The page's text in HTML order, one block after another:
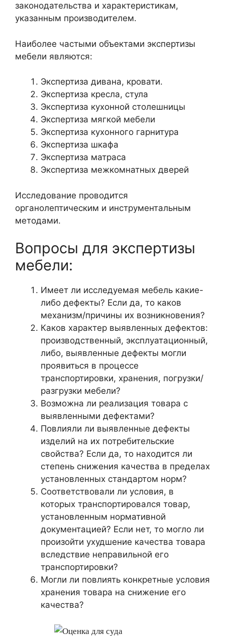
законодательства и характеристикам,
указанным производителем.
Наиболее частыми объектами экспертизы
мебели являются:
Экспертиза дивана, кровати.
Экспертиза кресла, стула
Экспертиза кухонной столешницы
Экспертиза мягкой мебели
Экспертиза кухонного гарнитура
Экспертиза шкафа
Экспертиза матраса
Экспертиза межкомнатных дверей
Исследование проводится
органолептическим и инструментальным
методами.
Вопросы для экспертизы
мебели:
Имеет ли исследуемая мебель какие-
либо дефекты? Если да, то каков
механизм/причины их возникновения?
Каков характер выявленных дефектов:
производственный, эксплуатационный,
либо, выявленные дефекты могли
проявиться в процессе
транспортировки, хранения, погрузки/
разгрузки мебели?
Возможна ли реализация товара с
выявленными дефектами?
Повлияли ли выявленные дефекты
изделий на их потребительские
свойства? Если да, то находится ли
степень снижения качества в пределах
установленных стандартом норм?
Соответствовали ли условия, в
которых транспортировался товар,
установленным нормативной
документацией? Если нет, то могло ли
произойти ухудшение качества товара
вследствие неправильной его
транспортировки?
Могли ли повлиять конкретные условия
хранения товара на снижение его
качества?